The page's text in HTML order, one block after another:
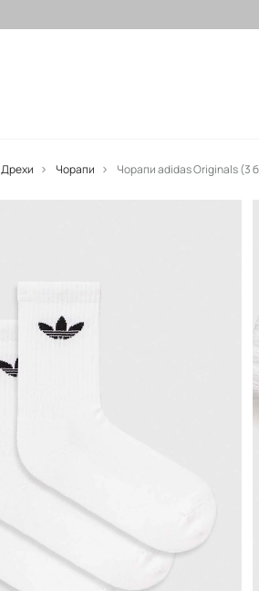
Безплатни доставка и
Дрехи Чорапи Чорапи adidas Originals (3